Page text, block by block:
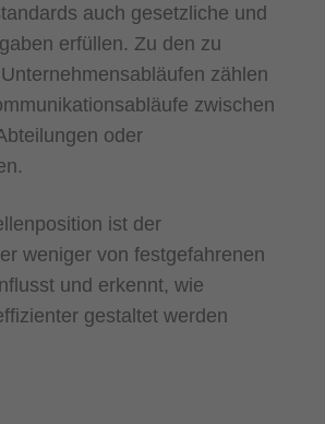
auch gesetzliche und
erfüllen. Zu den zu
zählen
zwischen
oder
ist der
weniger von festgefahrenen
und erkennt, wie
gestaltet werden